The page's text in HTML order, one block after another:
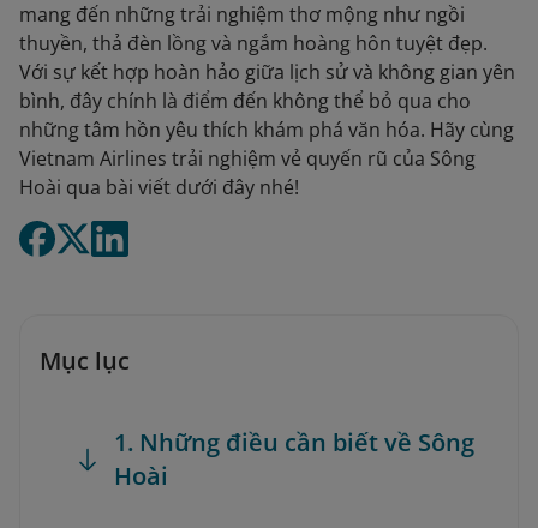
mang đến những trải nghiệm thơ mộng như ngồi
thuyền, thả đèn lồng và ngắm hoàng hôn tuyệt đẹp.
Với sự kết hợp hoàn hảo giữa lịch sử và không gian yên
bình, đây chính là điểm đến không thể bỏ qua cho
những tâm hồn yêu thích khám phá văn hóa. Hãy cùng
Vietnam Airlines trải nghiệm vẻ quyến rũ của Sông
Hoài qua bài viết dưới đây nhé!
Mục lục
1. Những điều cần biết về Sông
Hoài